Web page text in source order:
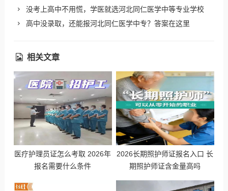
没考上高中不用慌，学医就选河北同仁医学中等专业学校
高中没录取，还能报河北同仁医学中专？答案在这里
相关文章
医疗护理员证怎么考取 2026年
报名需要什么条件
2026长期照护师证报名入口 长
期照护师证含金量高吗